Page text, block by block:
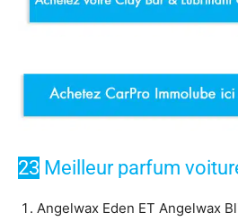
23 Meilleur parfum
Angelwax Eden ET Angelwax